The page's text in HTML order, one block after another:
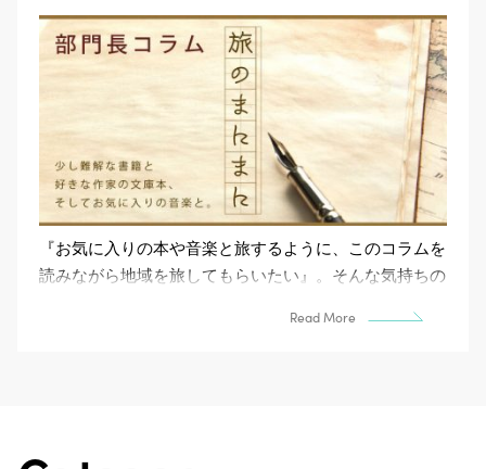
『お気に入りの本や音楽と旅するように、このコラムを
読みながら地域を旅してもらいたい』。そんな気持ちの
Read More